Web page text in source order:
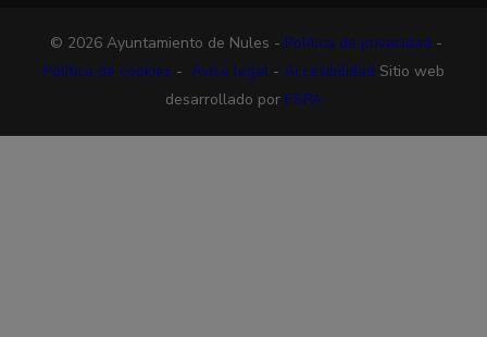
© 2026 Ayuntamiento de Nules - Política de privacidad -
Política de cookies - Aviso legal- Accesibilidad Sitio web
desarrollado por ESPA